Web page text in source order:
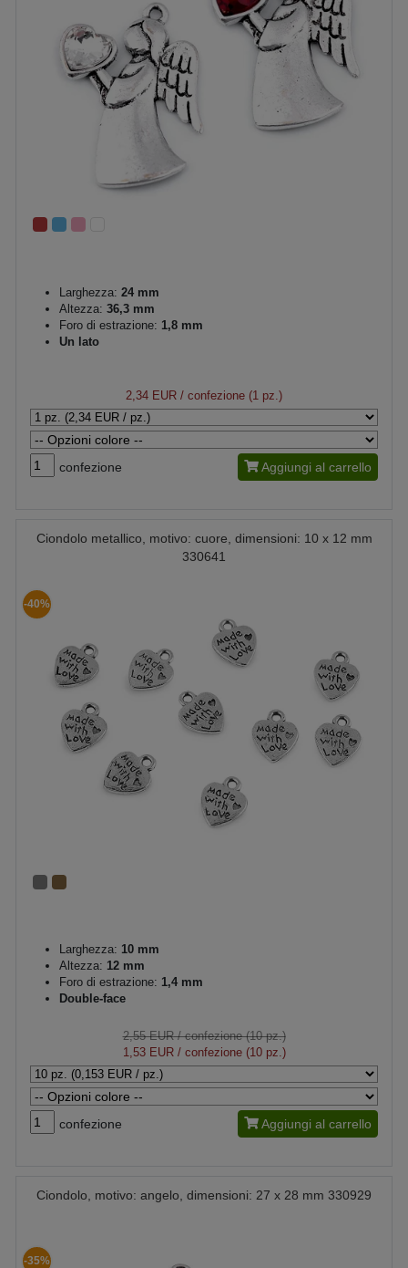
Larghezza: 24 mm
Altezza: 36,3 mm
Foro di estrazione: 1,8 mm
Un lato
2,34 EUR / confezione (1 pz.)
confezione Aggiungi al carrello
Ciondolo metallico, motivo: cuore, dimensioni: 10 x 12 mm
330641
-40%
Larghezza: 10 mm
Altezza: 12 mm
Foro di estrazione: 1,4 mm
Double-face
2,55 EUR/ confezione (10 pz.)
1,53 EUR/ confezione (10 pz.)
confezione Aggiungi al carrello
Ciondolo, motivo: angelo, dimensioni: 27 x 28 mm 330929
-35%